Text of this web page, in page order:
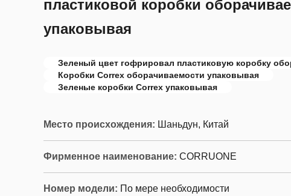
пластиковой коробки
упаковывая
Зеленый цвет гофрировал пластиковую коробку
Коробки Correx оборачиваемости упаковывая
Зеленые коробки Correx упаковывая
Место происхождения: Шаньдун, Китай
Фирменное наименование: CORRUONE
Номер модели: По мере необходимости